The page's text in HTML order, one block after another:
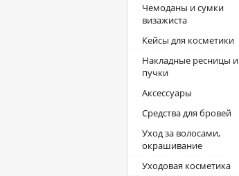
Чемоданы и сумки
визажиста
Кейсы для косметики
Накладные ресницы и
пучки
Аксессуары
Средства для бровей
Уход за волосами,
окрашивание
Уходовая косметика